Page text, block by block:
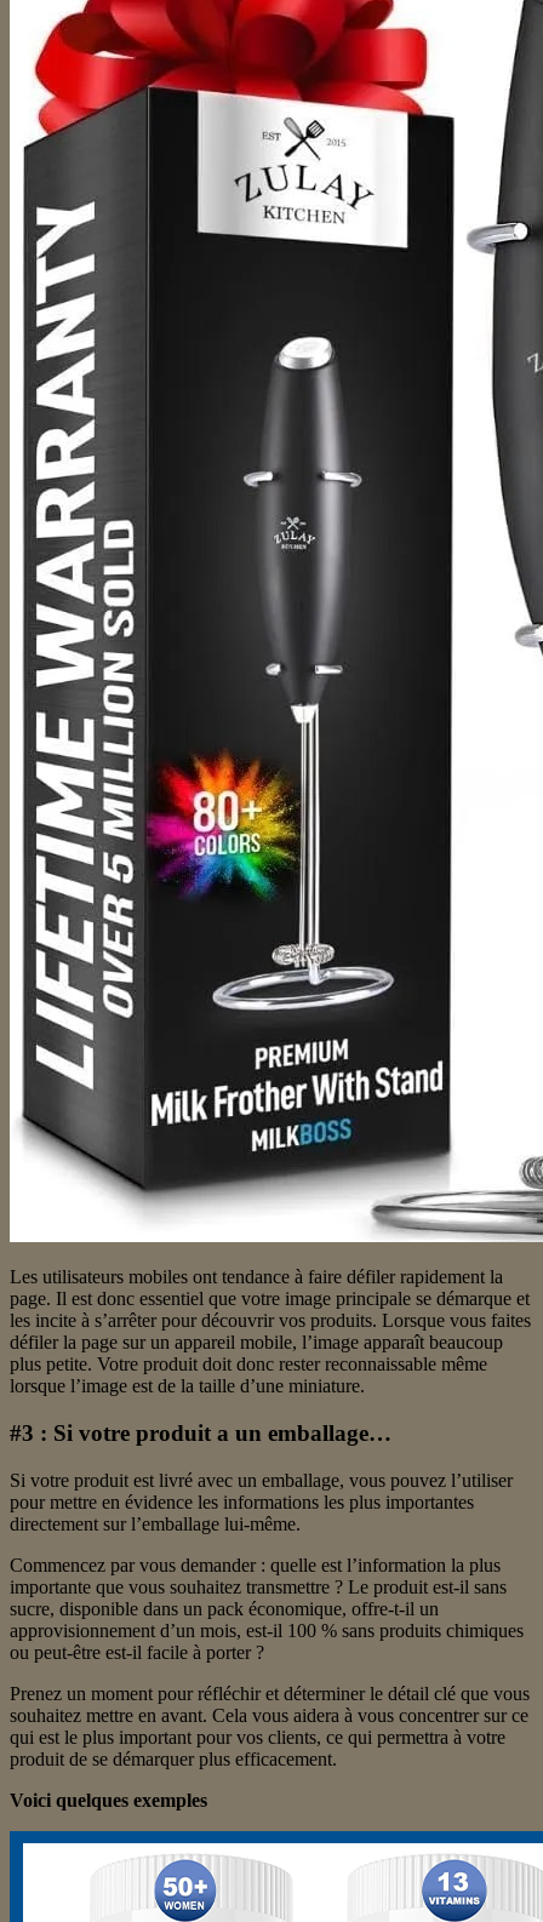
Les utilisateurs mobiles ont tendance à faire défiler rapidement la
page. Il est donc essentiel que votre image principale se démarque et
les incite à s’arrêter pour découvrir vos produits. Lorsque vous faites
défiler la page sur un appareil mobile, l’image apparaît beaucoup
plus petite. Votre produit doit donc rester reconnaissable même
lorsque l’image est de la taille d’une miniature.
#3 : Si votre produit a un emballage…
Si votre produit est livré avec un emballage, vous pouvez l’utiliser
pour mettre en évidence les informations les plus importantes
directement sur l’emballage lui-même.
Commencez par vous demander : quelle est l’information la plus
importante que vous souhaitez transmettre ? Le produit est-il sans
sucre, disponible dans un pack économique, offre-t-il un
approvisionnement d’un mois, est-il 100 % sans produits chimiques
ou peut-être est-il facile à porter ?
Prenez un moment pour réfléchir et déterminer le détail clé que vous
souhaitez mettre en avant. Cela vous aidera à vous concentrer sur ce
qui est le plus important pour vos clients, ce qui permettra à votre
produit de se démarquer plus efficacement.
Voici quelques exemples